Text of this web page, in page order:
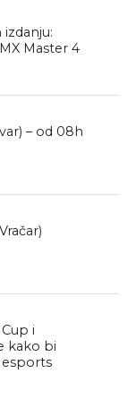
Master 4
– od 08h
i
kako bi
esports